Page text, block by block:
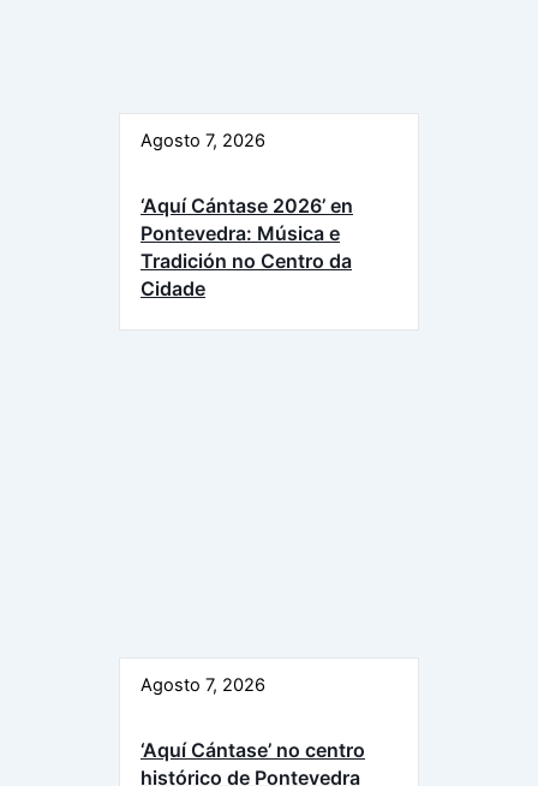
Agosto 7, 2026
‘Aquí Cántase 2026’ en
Pontevedra: Música e
Tradición no Centro da
Cidade
Agosto 7, 2026
‘Aquí Cántase’ no centro
histórico de Pontevedra